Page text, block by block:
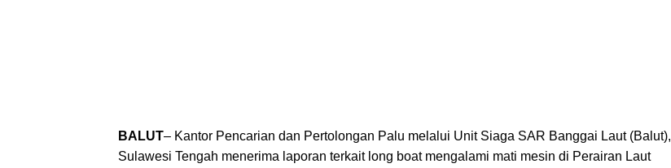
BALUT– Kantor Pencarian dan Pertolongan Palu melalui Unit Siaga SAR Banggai Laut (Balut),
Sulawesi Tengah menerima laporan terkait long boat mengalami mati mesin di Perairan Laut